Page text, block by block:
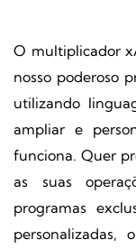
O multiplicador
nosso poderoso
utilizando
ampliar e
funciona. Quer
as suas
programas